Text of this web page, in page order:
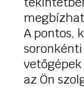
A pontos,
az Ön